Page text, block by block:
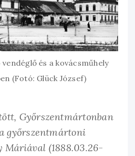
és a kovácsműhely
(Fotó: Glück József)
Győrszentmártonban
a győrszentmártoni
Máriával (1888.03.26-